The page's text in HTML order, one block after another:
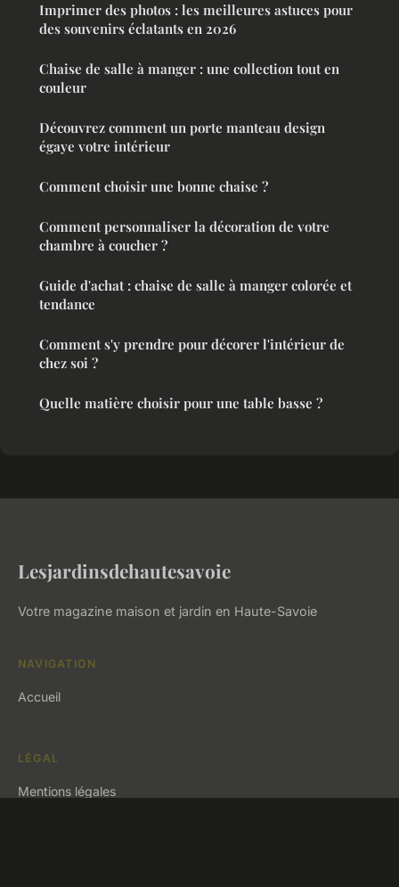
Imprimer des photos : les meilleures astuces pour
des souvenirs éclatants en 2026
Chaise de salle à manger : une collection tout en
couleur
Découvrez comment un porte manteau design
égaye votre intérieur
Comment choisir une bonne chaise ?
Comment personnaliser la décoration de votre
chambre à coucher ?
Guide d'achat : chaise de salle à manger colorée et
tendance
Comment s'y prendre pour décorer l'intérieur de
chez soi ?
Quelle matière choisir pour une table basse ?
Lesjardinsdehautesavoie
Votre magazine maison et jardin en Haute-Savoie
NAVIGATION
Accueil
LÉGAL
Mentions légales